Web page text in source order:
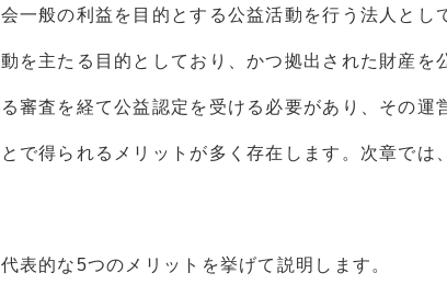
般の利益を目的とする公益活動を行う法人とし
主たる目的としており、かつ拠出された財産を
審査を経て公益認定を受ける必要があり、その運
で得られるメリットが多く存在します。次章では
表的な5つのメリットを挙げて説明します。